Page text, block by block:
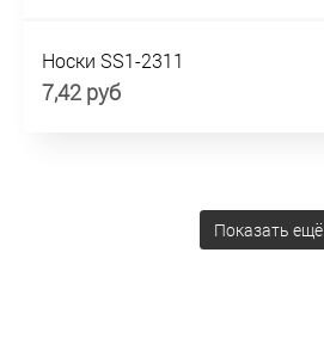
Носки SS1-2311
7,42 руб
Показать ещё